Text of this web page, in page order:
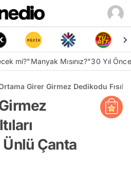
mi?"Manyak Mısınız?"30 Yıl
Girer Girmez Dedikodu
Çanta